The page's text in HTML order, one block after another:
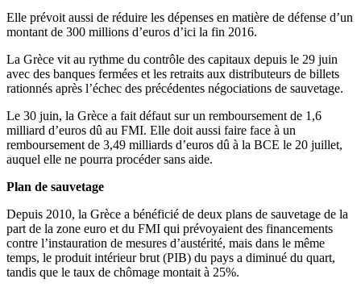
Elle prévoit aussi de réduire les dépenses en matière de défense d’un
montant de 300 millions d’euros d’ici la fin 2016.
La Grèce vit au rythme du contrôle des capitaux depuis le 29 juin
avec des banques fermées et les retraits aux distributeurs de billets
rationnés après l’échec des précédentes négociations de sauvetage.
Le 30 juin, la Grèce a fait défaut sur un remboursement de 1,6
milliard d’euros dû au FMI. Elle doit aussi faire face à un
remboursement de 3,49 milliards d’euros dû à la BCE le 20 juillet,
auquel elle ne pourra procéder sans aide.
Plan de sauvetage
Depuis 2010, la Grèce a bénéficié de deux plans de sauvetage de la
part de la zone euro et du FMI qui prévoyaient des financements
contre l’instauration de mesures d’austérité, mais dans le même
temps, le produit intérieur brut (PIB) du pays a diminué du quart,
tandis que le taux de chômage montait à 25%.